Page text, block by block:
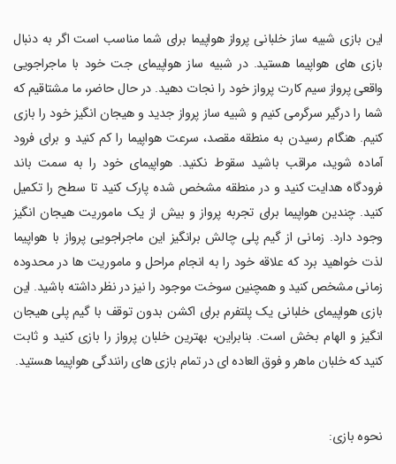
‏این بازی شبیه ساز خلبانی پرواز هواپیما برای شما مناسب است اگر به دنبال
بازی های هواپیما هستید. در شبیه ساز هواپیمای جت خود با ماجراجویی
واقعی پرواز سیم کارت پرواز خود را نجات دهید. در حال حاضر، ما مشتاقیم که
شما را درگیر سرگرمی کنیم و شبیه ساز پرواز جدید و هیجان انگیز خود را بازی
کنیم. هنگام رسیدن به منطقه مقصد، سرعت هواپیما را کم کنید و برای فرود
آماده شوید، مراقب باشید سقوط نکنید. هواپیمای خود را به سمت باند
فرودگاه هدایت کنید و در منطقه مشخص شده پارک کنید تا سطح را تکمیل
کنید. چندین هواپیما برای تجربه پرواز و بیش از یک ماموریت هیجان انگیز
وجود دارد. زمانی از گیم پلی چالش برانگیز این ماجراجویی پرواز با هواپیما
لذت خواهید برد که علاقه خود را به انجام مراحل و ماموریت ها در محدوده
زمانی مشخص کنید و همچنین سوخت موجود را نیز در نظر داشته باشید. این
بازی هواپیمای خلبانی یک پلتفرم برای اکشن بدون توقف با گیم پلی هیجان
انگیز و الهام بخش است. بنابراین، بهترین خلبان پرواز را بازی کنید و ثابت
کنید که خلبان ماهر و فوق العاده ای در تمام بازی های رانندگی هواپیما هستید.
‏نحوه بازی: